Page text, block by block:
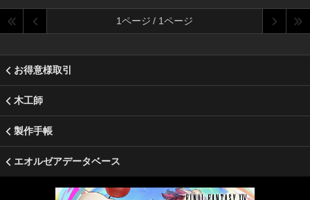
1ページ / 1ページ
お得意様取引
木工師
製作手帳
エオルゼアデータベース